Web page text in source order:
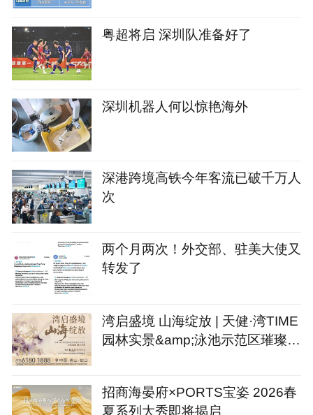
粤超将启 深圳队准备好了
深圳机器人何以惊艳海外
深港跨境高铁今年客流已破千万人
次
两个月两次！外交部、驻美大使又
转发了
湾启盛境 山海绽放 | 天健·湾TIME
园林实景&amp;泳池示范区璀璨绽
招商海晏府×PORTS宝姿 2026春
夏系列大秀即将揭启